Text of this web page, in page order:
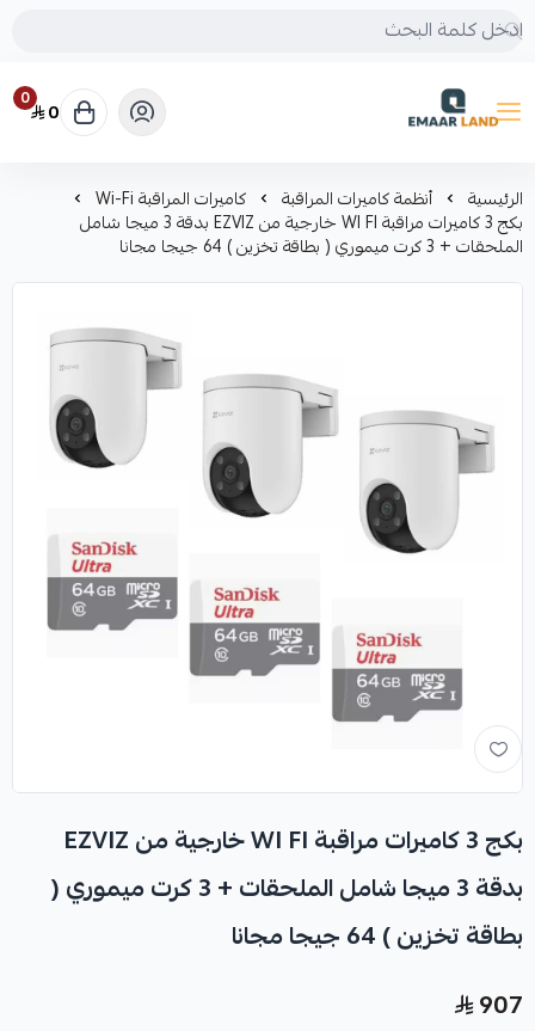
إعمار لاند
0 0
الرئيسية أنظمة كاميرات المراقبة كاميرات المراقبة Wi-Fi
بكج 3 كاميرات مراقبة WI FI خارجية من EZVIZ بدقة 3 ميجا شامل
الملحقات + 3 كرت ميموري ( بطاقة تخزين ) 64 جيجا مجانا
بكج 3 كاميرات مراقبة WI FI خارجية من EZVIZ
بدقة 3 ميجا شامل الملحقات + 3 كرت ميموري (
بطاقة تخزين ) 64 جيجا مجانا
907